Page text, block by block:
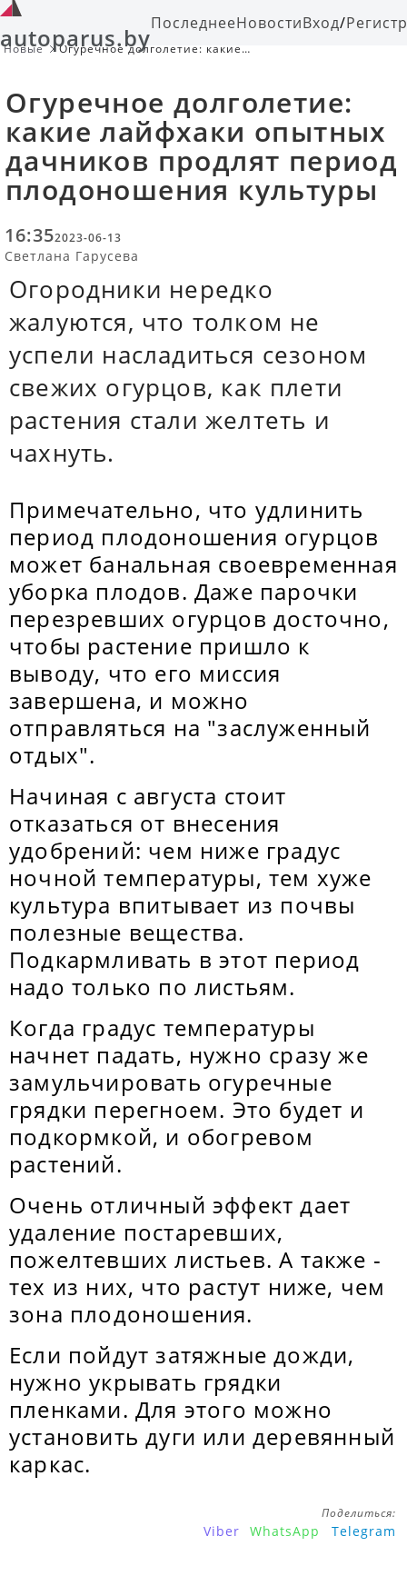
autoparus.byПоследнееНовостиВход/
Новые
Огуречное долголетие: какие
культуры
Огуречное долголетие:
какие лайфхаки опытных
дачников продлят период
плодоношения культуры
16:352023-06-13
Светлана Гарусева
Огородники нередко
жалуются, что толком не
успели насладиться сезоном
свежих огурцов, как плети
растения стали желтеть и
чахнуть.
Примечательно, что удлинить
период плодоношения огурцов
может банальная своевременная
уборка плодов. Даже парочки
перезревших огурцов досточно,
чтобы растение пришло к
выводу, что его миссия
завершена, и можно
отправляться на "заслуженный
отдых".
Начиная с августа стоит
отказаться от внесения
удобрений: чем ниже градус
ночной температуры, тем хуже
культура впитывает из почвы
полезные вещества.
Подкармливать в этот период
надо только по листьям.
Когда градус температуры
начнет падать, нужно сразу же
замульчировать огуречные
грядки перегноем. Это будет и
подкормкой, и обогревом
растений.
Очень отличный эффект дает
удаление постаревших,
пожелтевших листьев. А также -
тех из них, что растут ниже, чем
зона плодоношения.
Если пойдут затяжные дожди,
нужно укрывать грядки
пленками. Для этого можно
установить дуги или деревянный
каркас.
Поделиться:
Viber WhatsApp Telegram